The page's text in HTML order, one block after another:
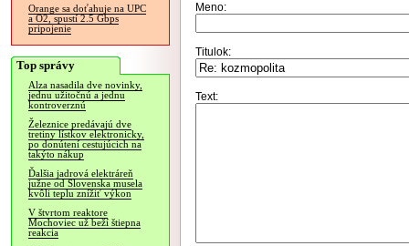
Orange sa doťahuje na UPC
a O2, spustí 2.5 Gbps
pripojenie
Top správy
Alza nasadila dve novinky,
jednu užitočnú a jednu
kontroverznú
Železnice predávajú dve
tretiny lístkov elektronicky,
po donútení cestujúcich na
takýto nákup
Ďalšia jadrová elektráreň
južne od Slovenska musela
kvôli teplu znížiť výkon
V štvrtom reaktore
Mochoviec už beží štiepna
reakcia
Meno:
Titulok:
Text: